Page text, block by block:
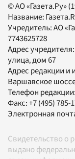
© АО «Газета.Ру»
Название:
Учредитель:АО
7743625728
Адрес
улица, дом 67
Адрес редакции и
Варшавское
Телефон редакции:
Факс:+7 (495) 785-
Электронная
Свидетельство о
выдано